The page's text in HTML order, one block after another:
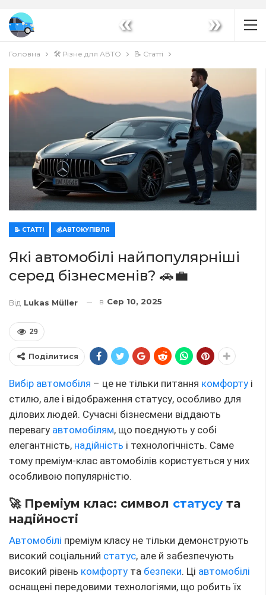
« »
Головна 🛠️ Різне для АВТО 📝 Статті
📝 СТАТТІ 💰АВТОКУПІВЛЯ
Які автомобілі найпопулярніші
серед бізнесменів? 🚗💼
Від Lukas Müller в Сер 10, 2025
29
Поділитися
Вибір автомобіля – це не тільки питання комфорту і
стилю, але і відображення статусу, особливо для
ділових людей. Сучасні бізнесмени віддають
перевагу автомобілям, що поєднують у собі
елегантність, надійність і технологічність. Саме
тому преміум-клас автомобілів користується у них
особливою популярністю.
🚀 Преміум клас: символ статусу та
надійності
Автомобілі преміум класу не тільки демонструють
високий соціальний статус, але й забезпечують
високий рівень комфорту та безпеки. Ці автомобілі
оснащені передовими технологіями, що робить їх